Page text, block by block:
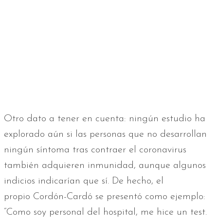
Otro dato a tener en cuenta: ningún estudio ha
explorado aún si las personas que no desarrollan
ningún síntoma tras contraer el coronavirus
también adquieren inmunidad, aunque algunos
indicios indicarían que sí. De hecho, el
propio Cordón-Cardó se presentó como ejemplo:
“Como soy personal del hospital, me hice un test.